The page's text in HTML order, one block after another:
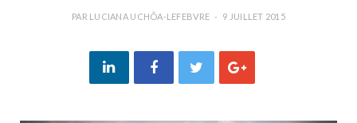
PAR LUCIANA UCHÔA-LEFEBVRE 9 JUILLET 2015